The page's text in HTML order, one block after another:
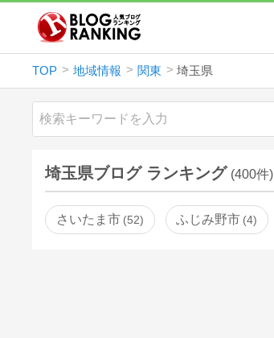
TOP 地域情報 関東 埼玉県
埼玉県ブログ ランキング (400件)
さいたま市 52 ふじみ野市 4